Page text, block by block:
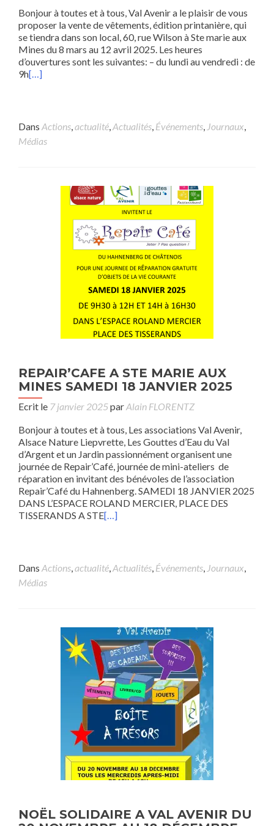
Bonjour à toutes et à tous, Val Avenir a le plaisir de vous
proposer la vente de vêtements, édition printanière, qui
se tiendra dans son local, 60, rue Wilson à Ste marie aux
Mines du 8 mars au 12 avril 2025. Les heures
d’ouvertures sont les suivantes: – du lundi au vendredi : de
9h[…]
Dans Actions,actualité,Actualités, Événements, Journaux,
Médias
REPAIR’CAFE A STE MARIE AUX
MINES SAMEDI 18 JANVIER 2025
Ecrit le 7 janvier 2025parAlain FLORENTZ
Bonjour à toutes et à tous, Les associations Val Avenir,
Alsace Nature Liepvrette, Les Gouttes d’Eau du Val
d’Argent et un Jardin passionnément organisent une
journée de Repair’Café, journée de mini-ateliers de
réparation en invitant des bénévoles de l’association
Repair’Café du Hahnenberg. SAMEDI 18 JANVIER 2025
DANS L’ESPACE ROLAND MERCIER, PLACE DES
TISSERANDS A STE[…]
Dans Actions,actualité,Actualités, Événements, Journaux,
Médias
NOËL SOLIDAIRE A VAL AVENIR DU